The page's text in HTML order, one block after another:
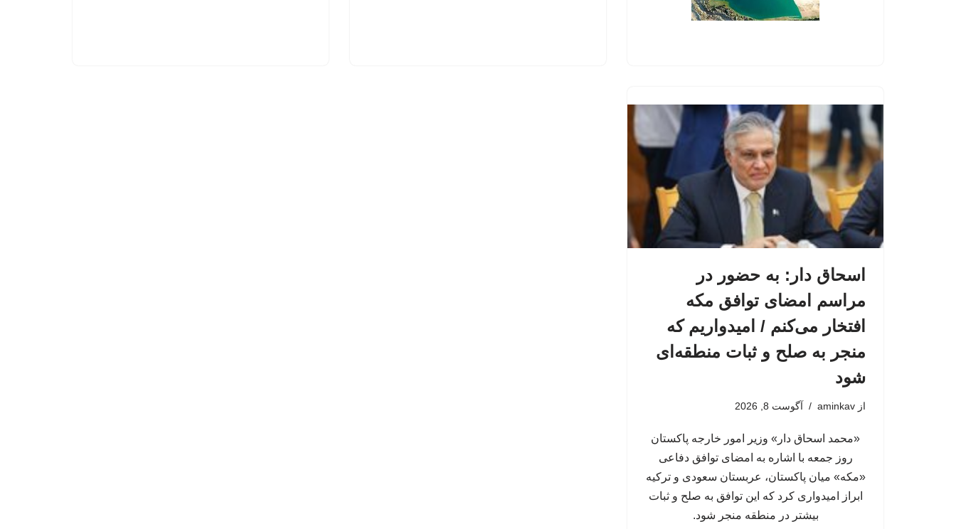
اسحاق‌ دار: به حضور در
مراسم امضای توافق مکه
افتخار می‌کنم / امیدواریم که
منجر به صلح و ثبات منطقه‌ای
شود
از aminkav آگوست 8, 2026
«محمد اسحاق دار» وزیر امور خارجه پاکستان
روز جمعه با اشاره به امضای توافق دفاعی
«مکه» میان پاکستان، عربستان سعودی و ترکیه
ابراز امیدواری کرد که این توافق به صلح و ثبات
بیشتر در منطقه منجر شود.